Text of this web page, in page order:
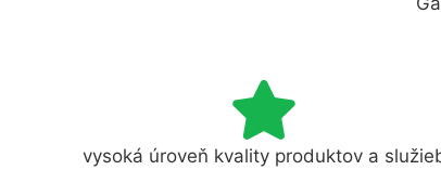
vysoká úroveň kvality produktov a